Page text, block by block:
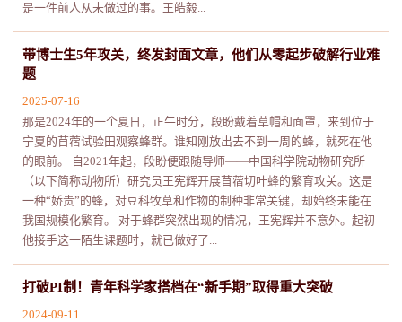
是一件前人从未做过的事。王皓毅...
带博士生5年攻关，终发封面文章，他们从零起步破解行业难
题
2025-07-16
那是2024年的一个夏日，正午时分，段盼戴着草帽和面罩，来到位于
宁夏的苜蓿试验田观察蜂群。谁知刚放出去不到一周的蜂，就死在他
的眼前。 自2021年起，段盼便跟随导师——中国科学院动物研究所
（以下简称动物所）研究员王宪辉开展苜蓿切叶蜂的繁育攻关。这是
一种“娇贵”的蜂，对豆科牧草和作物的制种非常关键，却始终未能在
我国规模化繁育。 对于蜂群突然出现的情况，王宪辉并不意外。起初
他接手这一陌生课题时，就已做好了...
打破PI制！青年科学家搭档在“新手期”取得重大突破
2024-09-11